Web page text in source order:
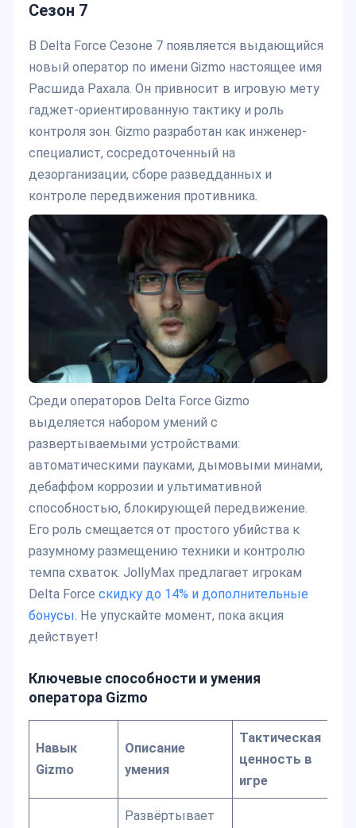
Сезон 7
В Delta Force Сезоне 7 появляется выдающийся
новый оператор по имени Gizmo настоящее имя
Расшида Рахала. Он привносит в игровую мету
гаджет-ориентированную тактику и роль
контроля зон. Gizmo разработан как инженер-
специалист, сосредоточенный на
дезорганизации, сборе разведданных и
контроле передвижения противника.
Среди операторов Delta Force Gizmo
выделяется набором умений с
развертываемыми устройствами:
автоматическими пауками, дымовыми минами,
дебаффом коррозии и ультимативной
способностью, блокирующей передвижение.
Его роль смещается от простого убийства к
разумному размещению техники и контролю
темпа схваток. JollyMax предлагает игрокам
Delta Force скидку до 14% и дополнительные
бонусы. Не упускайте момент, пока акция
действует!
Ключевые способности и умения
оператора Gizmo
Навык
Gizmo
Описание
умения
Тактическая
ценность в
игре
Развёртывает